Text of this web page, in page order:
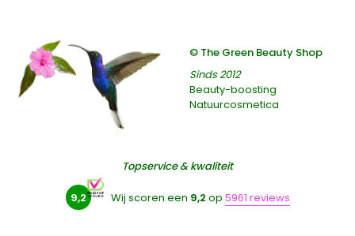
© The Green Beauty Shop
Sinds 2012
Beauty-boosting
Natuurcosmetica
Topservice & kwaliteit
9,2 Wij scoren een 9,2 op 5961 reviews